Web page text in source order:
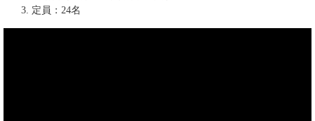
定員：24名